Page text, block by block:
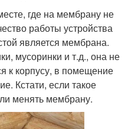
где на мембрану не
работы устройства
является мембрана.
мусоринки и т.д., она не
к корпусу, в помещение
Кстати, если такое
менять мембрану.